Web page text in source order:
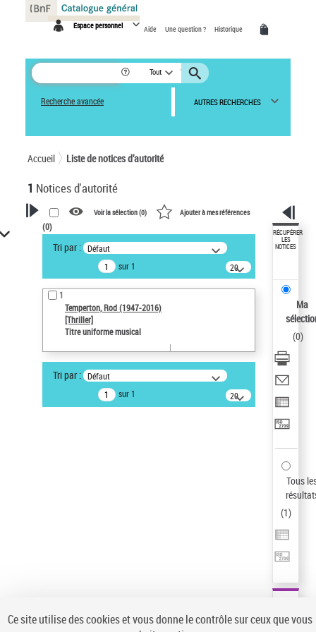
Espace personnel Aide Une question ? Historique
Tout
Recherche avancée AUTRES RECHERCHES
Accueil Liste de notices d’autorité
1 Notices d'autorité
VOTRE RECHERCHE
Recherche avancée dans les
notices d’autorité
Œuvres liées à l'auteur :
Temperton, Rod (1947-2016)
Type de notice d'autorité
Titre uniforme musical
Auteur d’œuvre
Voir la sélection (0) Ajouter à mes références
(0)
Tri par : Défaut
sur 1
20
résultats/page
1
Temperton, Rod (1947-2016)
[Thriller]
Titre uniforme musical
Tri par : Défaut
sur 1
20
résultats/page
RÉCUPÉRER
LES
NOTICES
Ma
(0)
Tous
(1)
Panneau de gestion des cookies
Ce site utilise des cookies et vous donne le contrôle sur ceux que vous